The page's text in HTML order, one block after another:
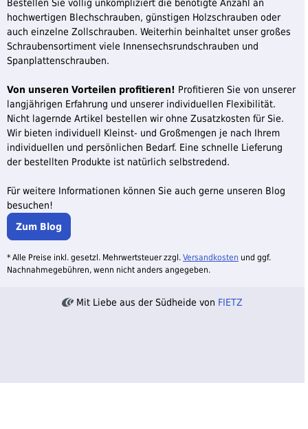
Bestellen Sie völlig unkompliziert die benötigte Anzahl an
hochwertigen Blechschrauben, günstigen Holzschrauben oder
auch einzelne Zollschrauben. Weiterhin beinhaltet unser großes
Schraubensortiment viele Innensechsrundschrauben und
Spanplattenschrauben.
Von unseren Vorteilen profitieren! Profitieren Sie von unserer
langjährigen Erfahrung und unserer individuellen Flexibilität.
Nicht lagernde Artikel bestellen wir ohne Zusatzkosten für Sie.
Wir bieten individuell Kleinst- und Großmengen je nach Ihrem
individuellen und persönlichen Bedarf. Eine schnelle Lieferung
der bestellten Produkte ist natürlich selbstredend.
Für weitere Informationen können Sie auch gerne unseren Blog
besuchen!
Zum Blog
* Alle Preise inkl. gesetzl. Mehrwertsteuer zzgl. Versandkosten und ggf.
Nachnahmegebühren, wenn nicht anders angegeben.
Mit Liebe aus der Südheide von FIETZ